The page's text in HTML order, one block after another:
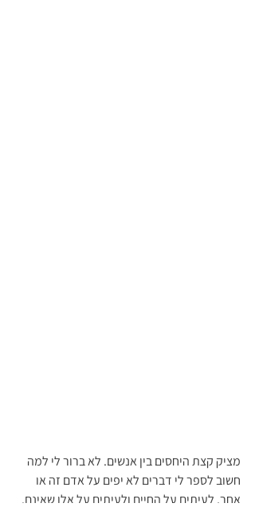
מציק קצת היחסים בין אנשים. לא ברור לי למה
חשוב לספר לי דברים לא יפים על אדם זה או
אחר, לעיתים על החיים ולעיתים על אלו שאינם.